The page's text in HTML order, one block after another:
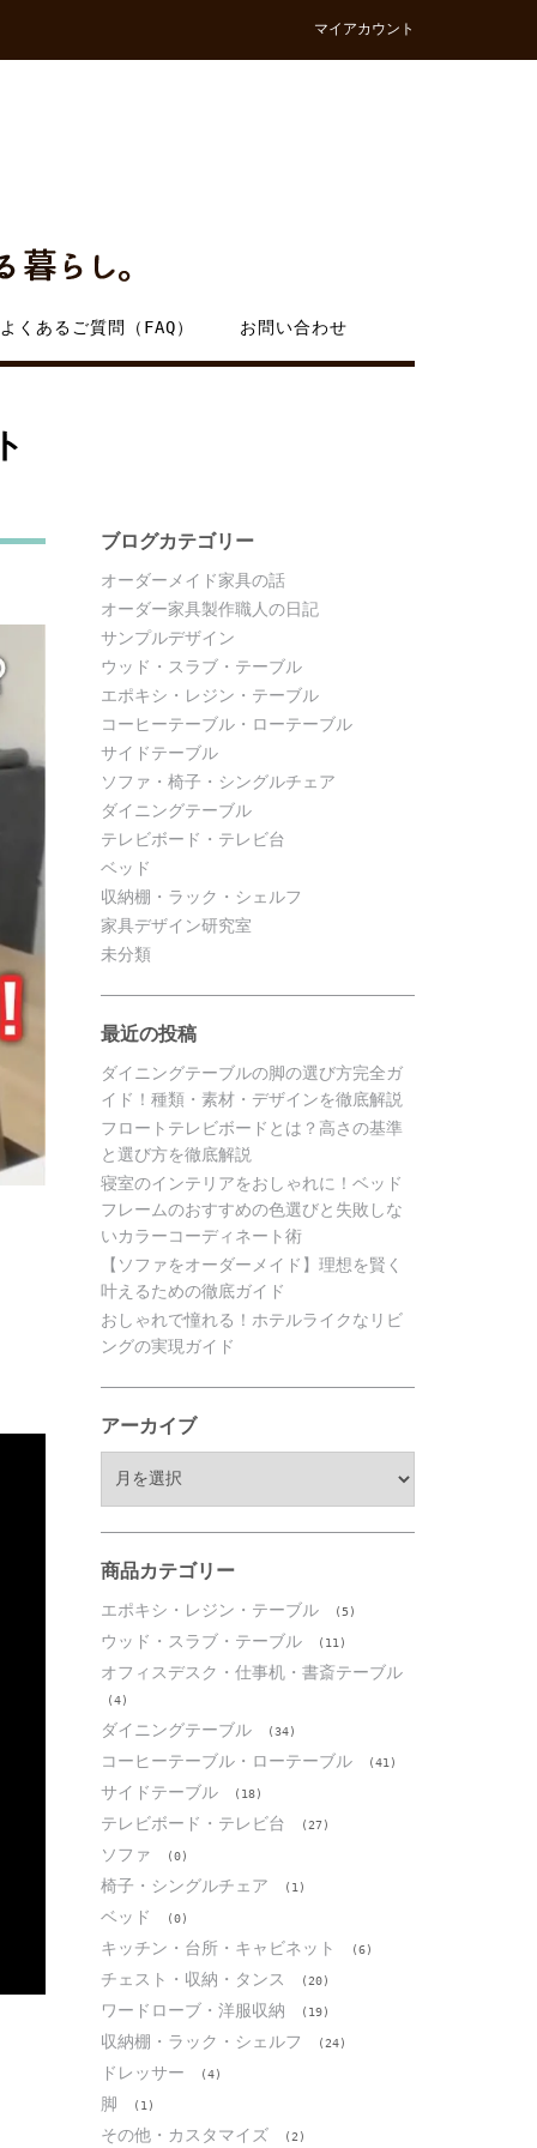
マイアカウント
よくあるご質問（FAQ） お問い合わせ
ブログカテゴリー
オーダーメイド家具の話
オーダー家具製作職人の日記
サンプルデザイン
ウッド・スラブ・テーブル
エポキシ・レジン・テーブル
コーヒーテーブル・ローテーブル
サイドテーブル
ソファ・椅子・シングルチェア
ダイニングテーブル
テレビボード・テレビ台
ベッド
収納棚・ラック・シェルフ
家具デザイン研究室
未分類
最近の投稿
ダイニングテーブルの脚の選び方完全ガ
イド！種類・素材・デザインを徹底解説
フロートテレビボードとは？高さの基準
と選び方を徹底解説
寝室のインテリアをおしゃれに！ベッド
フレームのおすすめの色選びと失敗しな
いカラーコーディネート術
【ソファをオーダーメイド】理想を賢く
叶えるための徹底ガイド
おしゃれで憧れる！ホテルライクなリビ
ングの実現ガイド
アーカイブ
ブ
商品カテゴリー
エポキシ・レジン・テーブル (5)
ウッド・スラブ・テーブル (11)
オフィスデスク・仕事机・書斎テーブル
(4)
ダイニングテーブル (34)
コーヒーテーブル・ローテーブル (41)
サイドテーブル (18)
テレビボード・テレビ台 (27)
ソファ (0)
椅子・シングルチェア (1)
ベッド (0)
キッチン・台所・キャビネット (6)
チェスト・収納・タンス (20)
ワードローブ・洋服収納 (19)
収納棚・ラック・シェルフ (24)
ドレッサー (4)
脚 (1)
その他・カスタマイズ (2)